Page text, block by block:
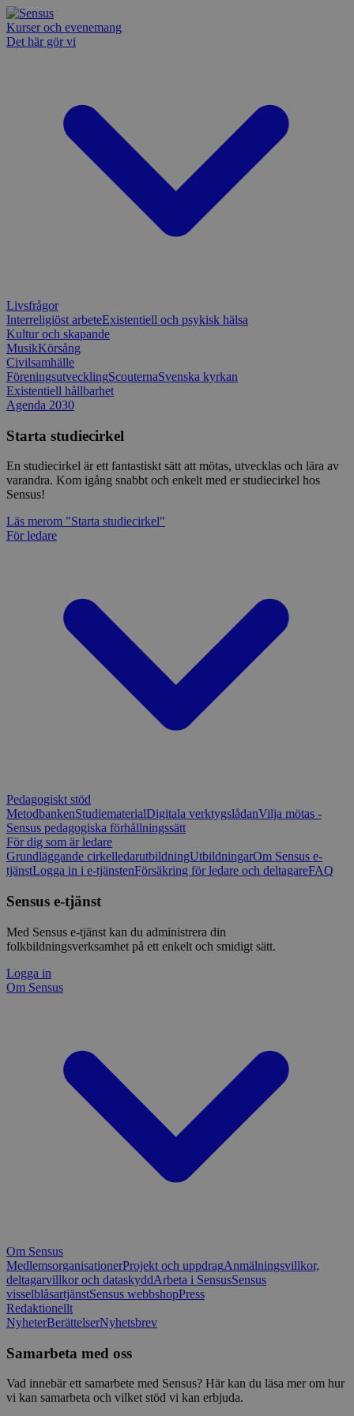
Kurser och evenemang
Det här gör vi
Livsfrågor
Interreligiöst arbeteExistentiell och psykisk hälsa
Kultur och skapande
MusikKörsång
Civilsamhälle
FöreningsutvecklingScouternaSvenska kyrkan
Existentiell hållbarhet
Agenda 2030
Starta studiecirkel
En studiecirkel är ett fantastiskt sätt att mötas, utvecklas och lära av
varandra. Kom igång snabbt och enkelt med er studiecirkel hos
Sensus!
Läs merom "Starta studiecirkel"
För ledare
Pedagogiskt stöd
MetodbankenStudiematerialDigitala verktygslådanVilja mötas -
Sensus pedagogiska förhållningssätt
För dig som är ledare
Grundläggande cirkelledarutbildningUtbildningarOm Sensus e-
tjänstLogga in i e-tjänstenFörsäkring för ledare och deltagareFAQ
Sensus e-tjänst
Med Sensus e-tjänst kan du administrera din
folkbildningsverksamhet på ett enkelt och smidigt sätt.
Logga in
Om Sensus
Om Sensus
MedlemsorganisationerProjekt och uppdragAnmälningsvillkor,
deltagarvillkor och dataskyddArbeta i SensusSensus
visselblåsartjänstSensus webbshopPress
Redaktionellt
NyheterBerättelserNyhetsbrev
Samarbeta med oss
Vad innebär ett samarbete med Sensus? Här kan du läsa mer om hur
vi kan samarbeta och vilket stöd vi kan erbjuda.